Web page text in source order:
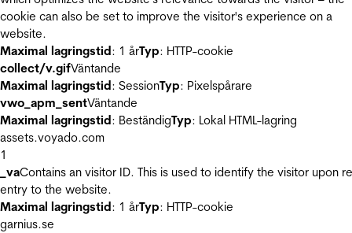
cookie can also be set to improve the visitor's experience on a
website.
Maximal lagringstid: 1 årTyp: HTTP-cookie
collect/v.gifVäntande
Maximal lagringstid: SessionTyp: Pixelspårare
vwo_apm_sentVäntande
Maximal lagringstid: BeständigTyp: Lokal HTML-lagring
assets.voyado.com
1
_vaContains an visitor ID. This is used to identify the visitor upon
entry to the website.
Maximal lagringstid: 1 årTyp: HTTP-cookie
garnius.se